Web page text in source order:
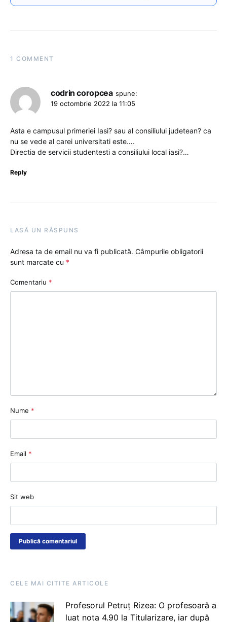
1 COMMENT
codrin coropcea spune:
19 octombrie 2022 la 11:05
Asta e campusul primeriei Iasi? sau al consiliului judetean? ca
nu se vede al carei universitati este….
Directia de servicii studentesti a consiliului local iasi?…
Reply
LASĂ UN RĂSPUNS
Adresa ta de email nu va fi publicată. Câmpurile obligatorii
sunt marcate cu *
Comentariu *
Nume *
Email *
Sit web
CELE MAI CITITE ARTICOLE
Profesorul Petruț Rizea: O profesoară a
luat nota 4.90 la Titularizare, iar după